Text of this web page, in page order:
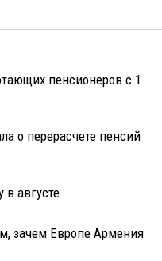
пенсионеров с 1
о перерасчете пенсий
августе
зачем Европе Армения